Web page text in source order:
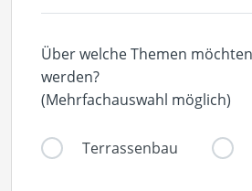
Über welche Themen
werden?
(Mehrfachauswahl möglich)
Terrassenbau